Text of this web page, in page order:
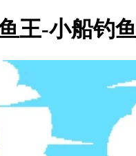
王-小船钓